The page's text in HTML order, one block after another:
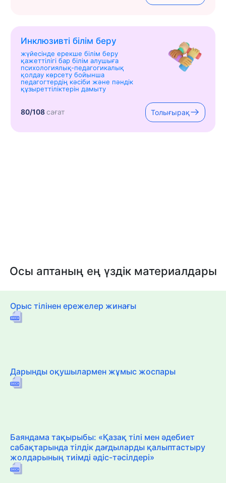
Инклюзивті білім беру
жүйесінде ерекше білім беру
қажеттілігі бар білім алушыға
психологиялық-педагогикалық
қолдау көрсету бойынша
педагогтердің кәсіби және пәндік
құзыреттіліктерін дамыту
80/108сағат Толығырақ
Осы аптаның ең үздік материалдары
Орыс тілінен ережелер жинағы
Дарынды оқушылармен жұмыс жоспары
Баяндама тақырыбы: «Қазақ тілі мен әдебиет
сабақтарында тілдік дағдыларды қалыптастыру
жолдарының тиімді әдіс-тәсілдері»